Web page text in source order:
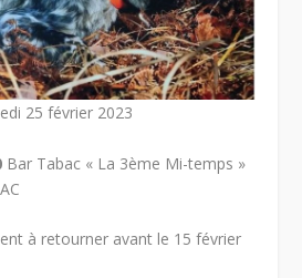
25 février 2023
Bar Tabac « La 3ème Mi-temps »
à retourner avant le 15 février